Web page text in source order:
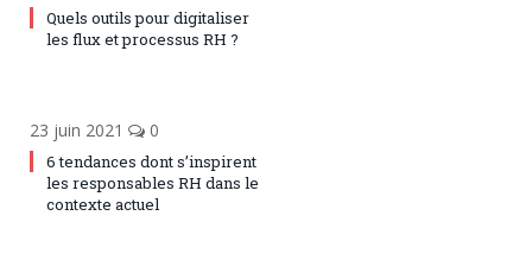
Quels outils pour digitaliser
les flux et processus RH ?
23 juin 2021 0
6 tendances dont s’inspirent
les responsables RH dans le
contexte actuel